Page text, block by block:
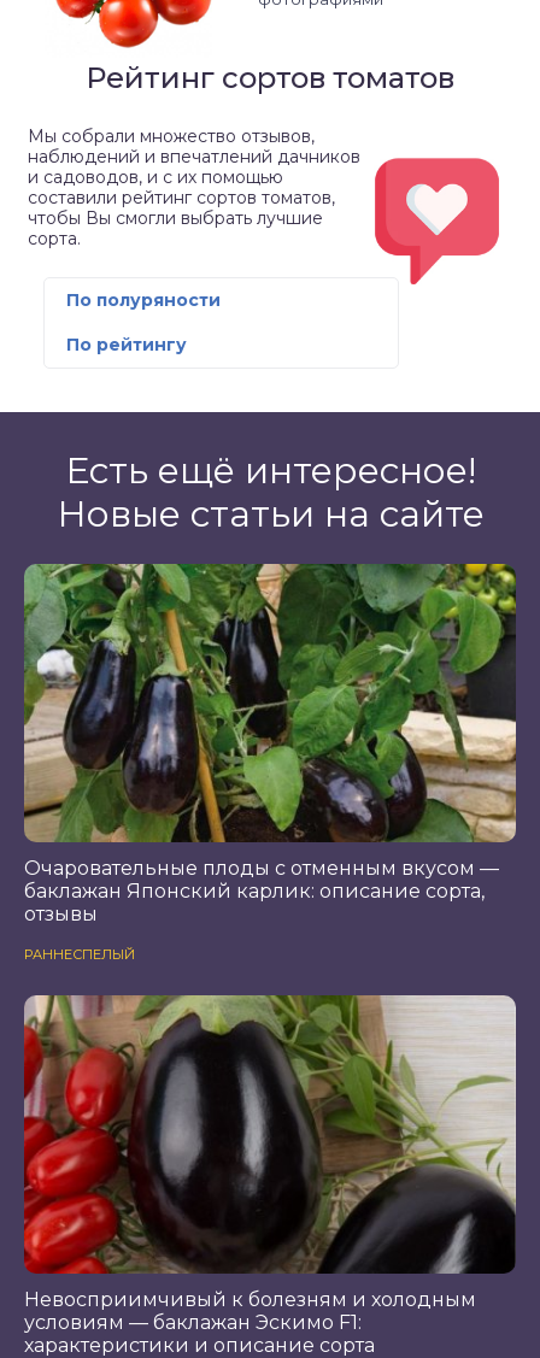
Рейтинг сортов томатов
Мы собрали множество отзывов,
наблюдений и впечатлений дачников
и садоводов, и с их помощью
составили рейтинг сортов томатов,
чтобы Вы смогли выбрать лучшие
сорта.
По полуряности
По рейтингу
Есть ещё интересное!
Новые статьи на сайте
Очаровательные плоды с отменным вкусом —
баклажан Японский карлик: описание сорта,
отзывы
РАННЕСПЕЛЫЙ
Невосприимчивый к болезням и холодным
условиям — баклажан Эскимо F1:
характеристики и описание сорта